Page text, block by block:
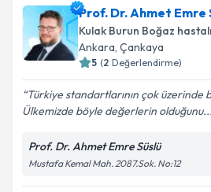
Prof. Dr. Ahmet Emre
Kulak Burun Boğaz
Ankara, Çankaya
5 (2 Değerlendirme)
Türkiye standartlarının çok üzerinde
Ülkemizde böyle değerlerin olduğunu...
Prof. Dr. Ahmet Emre Süslü
Mustafa Kemal Mah. 2087.Sok. No:12